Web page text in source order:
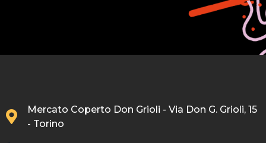
Mercato Coperto Don Grioli - Via Don G. Grioli, 15
- Torino